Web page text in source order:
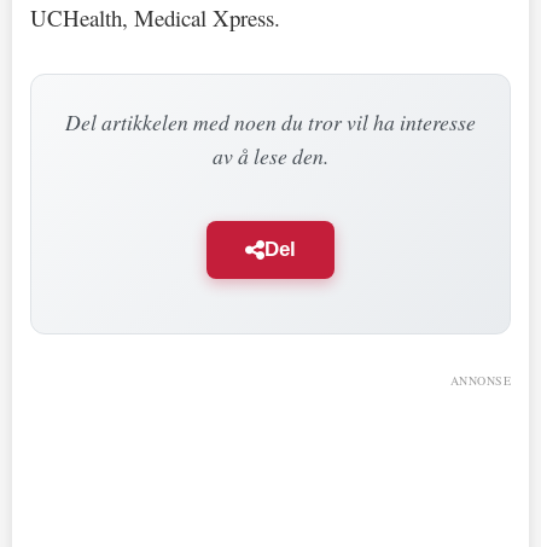
UCHealth, Medical Xpress.
Del artikkelen med noen du tror vil ha interesse
av å lese den.
Del
ANNONSE